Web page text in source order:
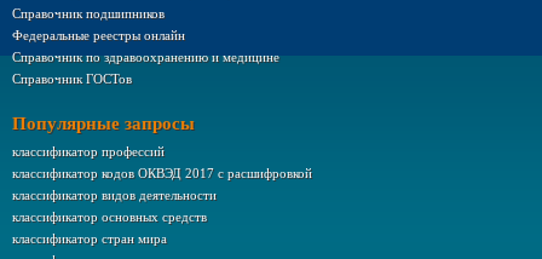
Справочник подшипников
Федеральные реестры онлайн
Справочник по здравоохранению и медицине
Справочник ГОСТов
Популярные запросы
классификатор профессий
классификатор кодов ОКВЭД 2017 с расшифровкой
классификатор видов деятельности
классификатор основных средств
классификатор стран мира